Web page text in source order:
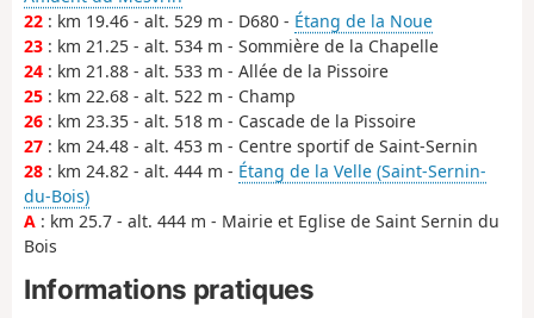
22 : km 19.46 - alt. 529 m - D680 - Étang de la Noue
23 : km 21.25 - alt. 534 m - Sommière de la Chapelle
24 : km 21.88 - alt. 533 m - Allée de la Pissoire
25 : km 22.68 - alt. 522 m - Champ
26 : km 23.35 - alt. 518 m - Cascade de la Pissoire
27 : km 24.48 - alt. 453 m - Centre sportif de Saint-Sernin
28 : km 24.82 - alt. 444 m - Étang de la Velle (Saint-Sernin-
du-Bois)
A : km 25.7 - alt. 444 m - Mairie et Eglise de Saint Sernin du
Bois
Informations pratiques